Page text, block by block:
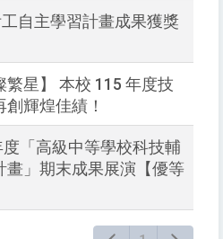
自主學習計畫成果獲獎
繁星】 本校 115 年度技
輝煌佳績！
度「高級中等學校科技輔
畫」期末成果展演【優等